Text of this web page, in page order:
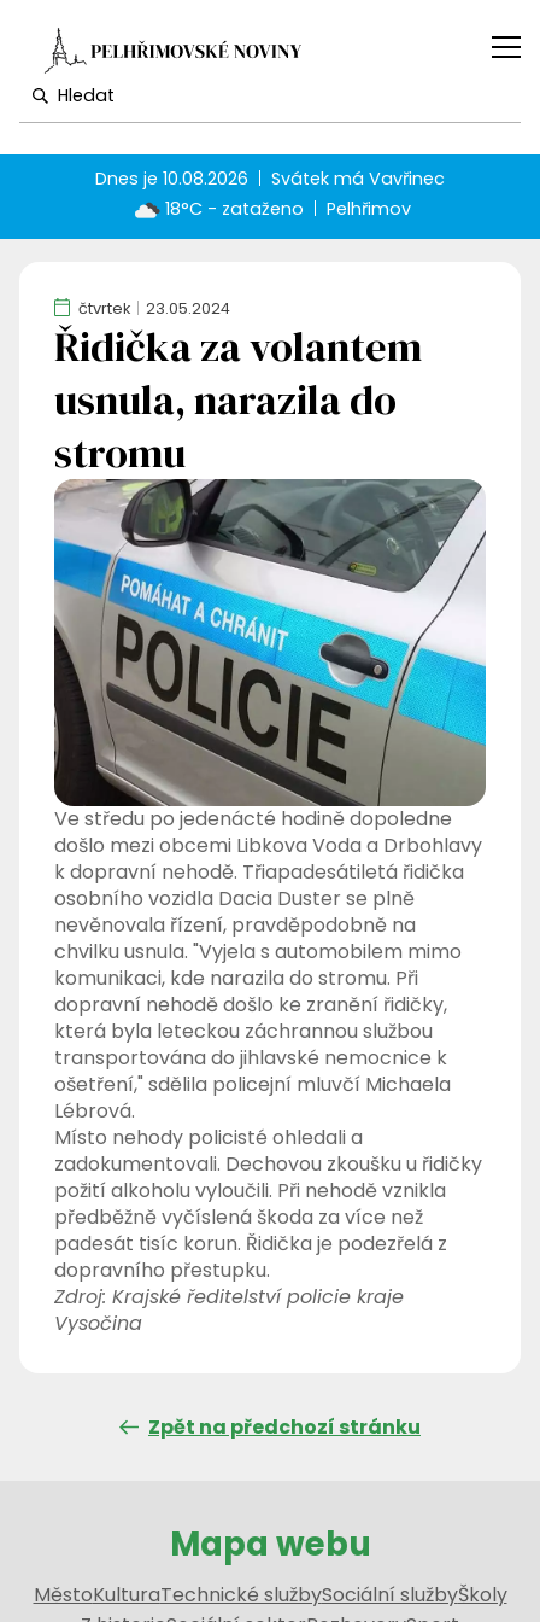
Dnes je10.08.2026 Svátek má Vavřinec
18°C - zataženo
Pelhřimov
čtvrtek 23.05.2024
Řidička za volantem
usnula, narazila do
stromu
Ve středu po jedenácté hodině dopoledne
došlo mezi obcemi Libkova Voda a Drbohlavy
k dopravní nehodě. Třiapadesátiletá řidička
osobního vozidla Dacia Duster se plně
nevěnovala řízení, pravděpodobně na
chvilku usnula. "Vyjela s automobilem mimo
komunikaci, kde narazila do stromu. Při
dopravní nehodě došlo ke zranění řidičky,
která byla leteckou záchrannou službou
transportována do jihlavské nemocnice k
ošetření," sdělila policejní mluvčí Michaela
Lébrová.
Místo nehody policisté ohledali a
zadokumentovali. Dechovou zkoušku u řidičky
požití alkoholu vyloučili. Při nehodě vznikla
předběžně vyčíslená škoda za více než
padesát tisíc korun. Řidička je podezřelá z
dopravního přestupku.
Zdroj: Krajské ředitelství policie kraje
Vysočina
Zpět na předchozí stránku
Mapa webu
MěstoKulturaTechnické službySociální službyŠkoly